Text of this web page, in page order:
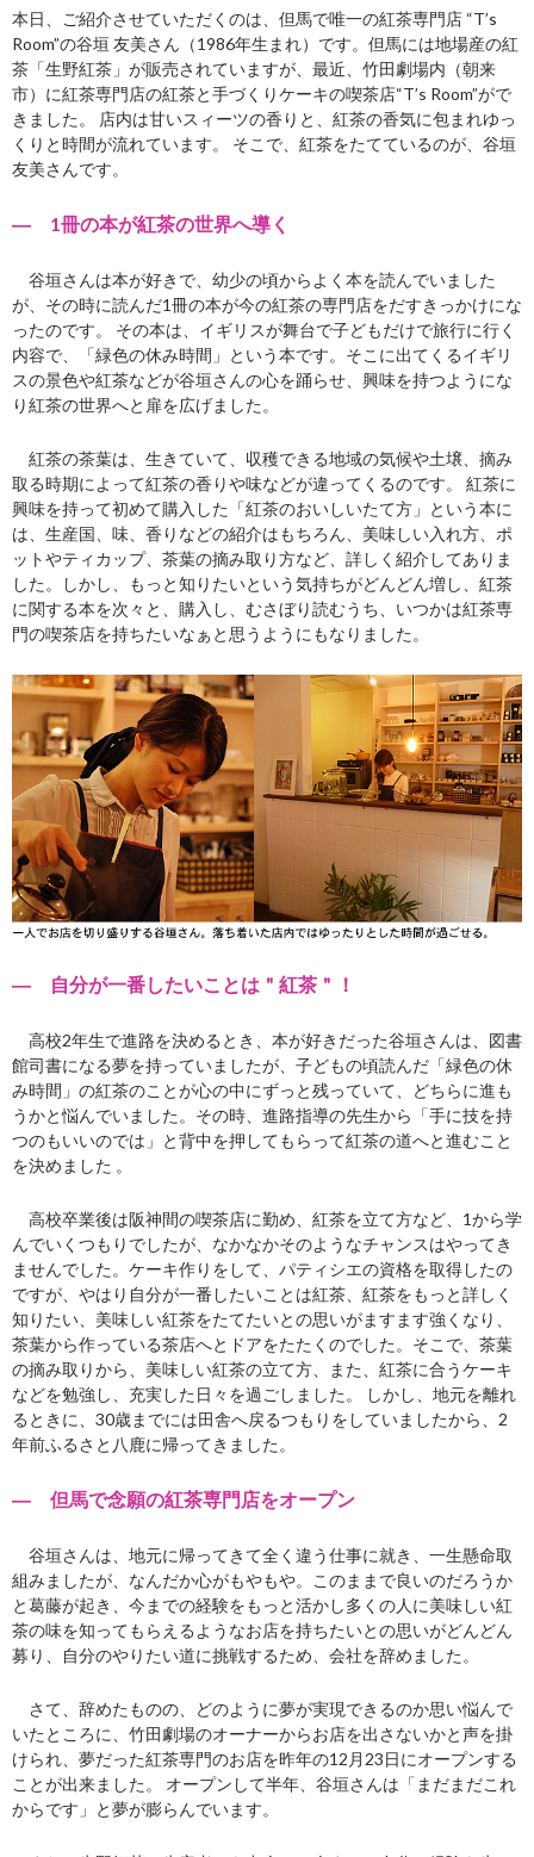
本日、ご紹介させていただくのは、但馬で唯一の紅茶専門店 “T’s
Room”の谷垣 友美さん（1986年生まれ）です。但馬には地場産の紅
茶「生野紅茶」が販売されていますが、最近、竹田劇場内（朝来
市）に紅茶専門店の紅茶と手づくりケーキの喫茶店“T’s Room”がで
きました。 店内は甘いスィーツの香りと、紅茶の香気に包まれゆっ
くりと時間が流れています。 そこで、紅茶をたてているのが、谷垣
友美さんです。
― 1冊の本が紅茶の世界へ導く
谷垣さんは本が好きで、幼少の頃からよく本を読んでいました
が、その時に読んだ1冊の本が今の紅茶の専門店をだすきっかけにな
ったのです。 その本は、イギリスが舞台で子どもだけで旅行に行く
内容で、「緑色の休み時間」という本です。そこに出てくるイギリ
スの景色や紅茶などが谷垣さんの心を踊らせ、興味を持つようにな
り紅茶の世界へと扉を広げました。
紅茶の茶葉は、生きていて、収穫できる地域の気候や土壌、摘み
取る時期によって紅茶の香りや味などが違ってくるのです。 紅茶に
興味を持って初めて購入した「紅茶のおいしいたて方」という本に
は、生産国、味、香りなどの紹介はもちろん、美味しい入れ方、ポ
ットやティカップ、茶葉の摘み取り方など、詳しく紹介してありま
した。しかし、もっと知りたいという気持ちがどんどん増し、紅茶
に関する本を次々と、購入し、むさぼり読むうち、いつかは紅茶専
門の喫茶店を持ちたいなぁと思うようにもなりました。
― 自分が一番したいことは＂紅茶＂！
高校2年生で進路を決めるとき、本が好きだった谷垣さんは、図書
館司書になる夢を持っていましたが、子どもの頃読んだ「緑色の休
み時間」の紅茶のことが心の中にずっと残っていて、どちらに進も
うかと悩んでいました。その時、進路指導の先生から「手に技を持
つのもいいのでは」と背中を押してもらって紅茶の道へと進むこと
を決めました 。
高校卒業後は阪神間の喫茶店に勤め、紅茶を立て方など、1から学
んでいくつもりでしたが、なかなかそのようなチャンスはやってき
ませんでした。ケーキ作りをして、パティシエの資格を取得したの
ですが、やはり自分が一番したいことは紅茶、紅茶をもっと詳しく
知りたい、美味しい紅茶をたてたいとの思いがますます強くなり、
茶葉から作っている茶店へとドアをたたくのでした。そこで、茶葉
の摘み取りから、美味しい紅茶の立て方、また、紅茶に合うケーキ
などを勉強し、充実した日々を過ごしました。 しかし、地元を離れ
るときに、30歳までには田舎へ戻るつもりをしていましたから、2
年前ふるさと八鹿に帰ってきました。
― 但馬で念願の紅茶専門店をオープン
谷垣さんは、地元に帰ってきて全く違う仕事に就き、一生懸命取
組みましたが、なんだか心がもやもや。このままで良いのだろうか
と葛藤が起き、今までの経験をもっと活かし多くの人に美味しい紅
茶の味を知ってもらえるようなお店を持ちたいとの思いがどんどん
募り、自分のやりたい道に挑戦するため、会社を辞めました。
さて、辞めたものの、どのように夢が実現できるのか思い悩んで
いたところに、竹田劇場のオーナーからお店を出さないかと声を掛
けられ、夢だった紅茶専門のお店を昨年の12月23日にオープンする
ことが出来ました。 オープンして半年、谷垣さんは「まだまだこれ
からです」と夢が膨らんでいます。